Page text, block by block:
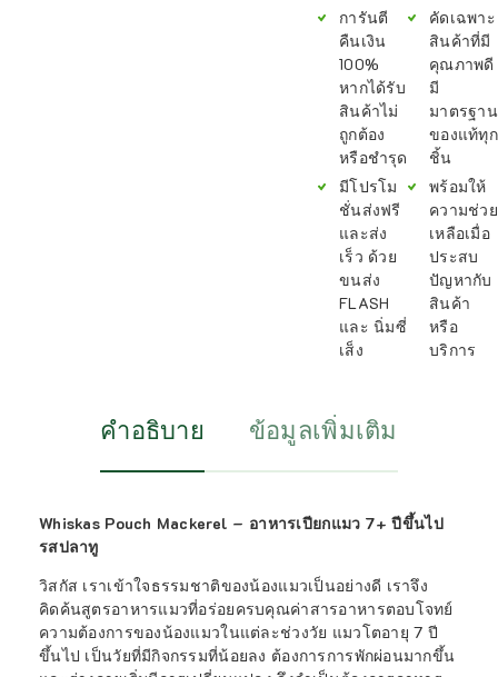
การันตี
คืนเงิน
100%
หากได้รับ
สินค้าไม่
ถูกต้อง
หรือชำรุด
มีโปรโม
ชั่นส่งฟรี
และส่ง
เร็ว ด้วย
ขนส่ง
FLASH
และ นิ่มซี่
เส็ง
คัดเฉพาะ
สินค้าที่มี
คุณภาพดี
มี
มาตรฐาน
ของแท้ทุก
ชิ้น
พร้อมให้
ความช่วย
เหลือเมื่อ
ประสบ
ปัญหากับ
สินค้า
หรือ
บริการ
คำอธิบาย ข้อมูลเพิ่มเติม
Whiskas Pouch Mackerel – อาหารเปียกแมว 7+ ปีขึ้นไป
รสปลาทู
วิสกัส เราเข้าใจธรรมชาติของน้องแมวเป็นอย่างดี เราจึง
คิดค้นสูตรอาหารแมวที่อร่อยครบคุณค่าสารอาหารตอบโจทย์
ความต้องการของน้องแมวในแต่ละช่วงวัย แมวโตอายุ 7 ปี
ขึ้นไป เป็นวัยที่มีกิจกรรมที่น้อยลง ต้องการการพักผ่อนมากขึ้น